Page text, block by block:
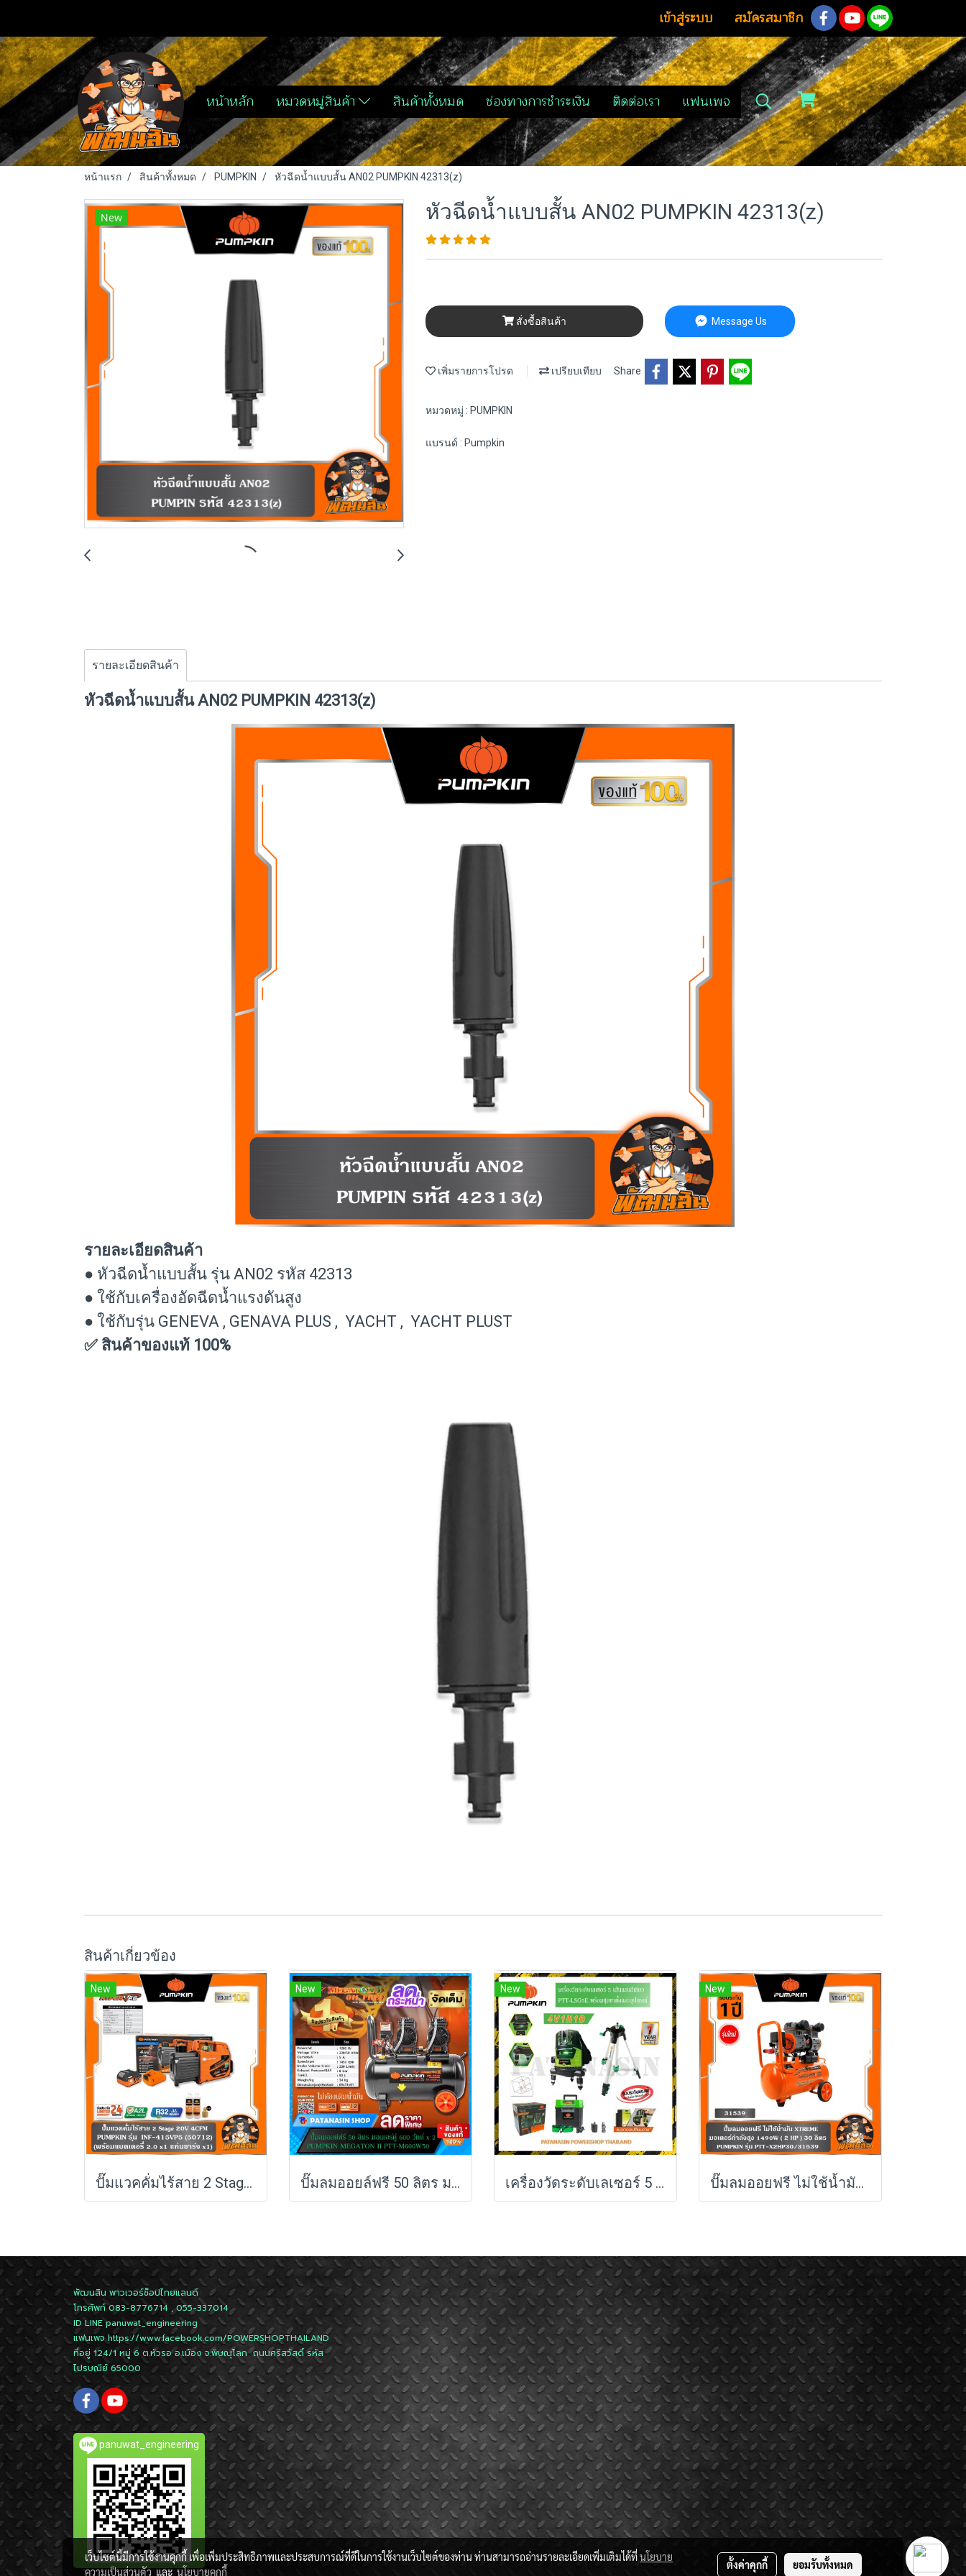
เข้าสู่ระบบ สมัครสมาชิก
หน้าหลัก หมวดหมู่สินค้า สินค้าทั้งหมด ช่องทางการชำระเงิน ติดต่อเรา แฟนเพจ
หน้าแรก สินค้าทั้งหมด PUMPKIN หัวฉีดน้ำแบบสั้น AN02 PUMPKIN 42313(z)
New หัวฉีดน้ำแบบสั้น AN02 PUMPKIN 42313(z)
สั่งซื้อสินค้า Message Us
เพิ่มรายการโปรด เปรียบเทียบ Share
หมวดหมู่ : PUMPKIN
แบรนด์ : Pumpkin
รายละเอียดสินค้า
หัวฉีดน้ำแบบสั้น AN02 PUMPKIN 42313(z)
รายละเอียดสินค้า
● หัวฉีดน้ำแบบสั้น รุ่น AN02 รหัส 42313
● ใช้กับเครื่องอัดฉีดน้ำแรงดันสูง
● ใช้กับรุ่น GENEVA , GENAVA PLUS , YACHT , YACHT PLUST
✅ สินค้าของแท้ 100%
สินค้าเกี่ยวข้อง
New
ปั๊มแวคคั่มไร้สาย 2 Stage 20V 4CFM INF-415VP5 PUMPKIN (50712) แบตXT 5.0Ahx1 ก้อน ,ตัวเปล่า (50711)
New
ปั๊มลมออยล์ฟรี 50 ลิตร มอเตอร์คู่ 600W x 2 Pumpkin MEGATON II PTT-M600W50 (31543)
New
เครื่องวัดระดับเลเซอร์ 5 เส้น (พร้อมชุดขาตั้ง) PUMPKIN แสงสีเขียว รุ่น PTT-LSG5E (28267)
New
ปั๊มลมออยฟรี ไม่ใช้น้ำมัน XTREME 1490W ( 30L / 60L / 120L ) PUMPKIN รุ่น PTT-X2HP30/31539 , PTT-X4HP60/31554 , PTT-X6HP120/31555
พัฒนสิน พาวเวอร์ช็อปไทยแลนด์
โทรศัพท์ 083-8776714 , 055-337014
ID LINEpanuwat_engineering
แฟนเพจhttps://www.facebook.com/POWERSHOPTHAILAND
ที่อยู่ 124/1 หมู่ 6 ต.หัวรอ อ.เมือง จ.พิษณุโลก ถนนศรีสวัสดิ์ รหัส
ไปรษณีย์ 65000
panuwat_engineering
เว็บไซต์นี้มีการใช้งานคุกกี้ เพื่อเพิ่มประสิทธิภาพและประสบการณ์ที่ดีในการใช้งานเว็บไซต์ของท่าน ท่านสามารถอ่านรายละเอียดเพิ่มเติมได้ที่นโยบาย
ความเป็นส่วนตัวและนโยบายคุกกี้
ตั้งค่าคุกกี้ ยอมรับทั้งหมด